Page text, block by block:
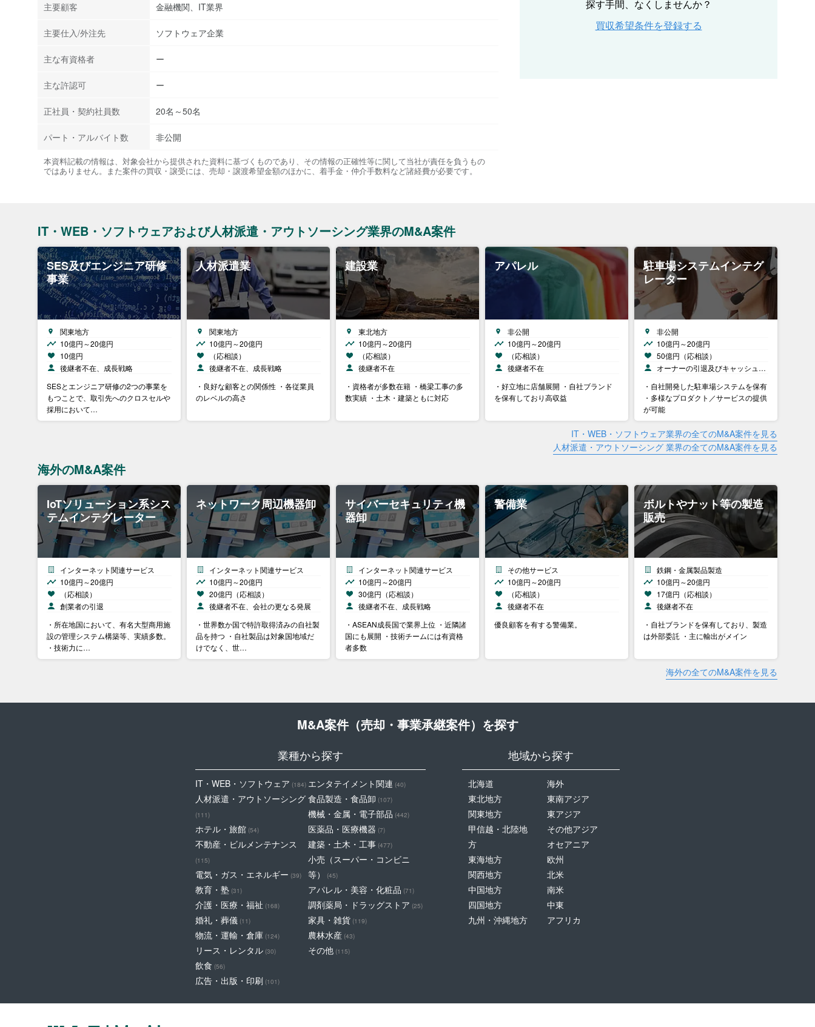
主要顧客 金融機関、IT業界
主要仕入/外注先 ソフトウェア企業
主な有資格者 ー
主な許認可 ー
正社員・契約社員数 20名～50名
パート・アルバイト数 非公開
本資料記載の情報は、対象会社から提供された資料に基づくものであり、その情報の正確性等に関して当社が責任を負うもの
ではありません。また案件の買収・譲受には、売却・譲渡希望金額のほかに、着手金・仲介手数料など諸経費が必要です。
IT・WEB・ソフトウェアおよび人材派遣・アウトソーシング業界のM&A案件
SES及びエンジニア研修
事業
関東地方
10億円～20億円
10億円
後継者不在、成長戦略
SESとエンジニア研修の2つの事業を
もつことで、取引先へのクロスセルや
採用において…
人材派遣業
関東地方
10億円～20億円
（応相談）
後継者不在、成長戦略
・良好な顧客との関係性 ・各従業員
のレベルの高さ
建設業
東北地方
10億円～20億円
（応相談）
後継者不在
・資格者が多数在籍 ・橋梁工事の多
数実績 ・土木・建築ともに対応
アパレル
非公開
10億円～20億円
（応相談）
後継者不在
・好立地に店舗展開 ・自社ブランド
を保有しており高収益
駐車場システムインテグ
レーター
非公開
10億円～20億円
50億円（応相談）
オーナーの引退及びキャッシュ…
・自社開発した駐車場システムを保有
・多様なプロダクト／サービスの提供
が可能
IT・WEB・ソフトウェア業界の全てのM&A案件を見る
人材派遣・アウトソーシング 業界の全てのM&A案件を見る
海外のM&A案件
IoTソリューション系シス
テムインテグレーター
インターネット関連サービス
10億円～20億円
（応相談）
創業者の引退
・所在地国において、有名大型商用施
設の管理システム構築等、実績多数。
・技術力に…
ネットワーク周辺機器卸
インターネット関連サービス
10億円～20億円
20億円（応相談）
後継者不在、会社の更なる発展
・世界数か国で特許取得済みの自社製
品を持つ ・自社製品は対象国地域だ
けでなく、世…
サイバーセキュリティ機
器卸
インターネット関連サービス
10億円～20億円
30億円（応相談）
後継者不在、成長戦略
・ASEAN成長国で業界上位 ・近隣諸
国にも展開 ・技術チームには有資格
者多数
警備業
その他サービス
10億円～20億円
（応相談）
後継者不在
優良顧客を有する警備業。
ボルトやナット等の製造
販売
鉄鋼・金属製品製造
10億円～20億円
17億円（応相談）
後継者不在
・自社ブランドを保有しており、製造
は外部委託 ・主に輸出がメイン
海外の全てのM&A案件を見る
M&A案件（売却・事業承継案件）を探す
業種から探す
IT・WEB・ソフトウェア (184)
人材派遣・アウトソーシング
(111)
ホテル・旅館 (54)
不動産・ビルメンテナンス
(115)
電気・ガス・エネルギー (39)
教育・塾 (31)
介護・医療・福祉 (168)
婚礼・葬儀 (11)
物流・運輸・倉庫 (124)
リース・レンタル (30)
飲食 (56)
広告・出版・印刷 (101)
エンタテイメント関連 (40)
食品製造・食品卸 (107)
機械・金属・電子部品 (442)
医薬品・医療機器 (7)
建築・土木・工事 (477)
小売（スーパー・コンビニ
等）
(45)
アパレル・美容・化粧品 (71)
調剤薬局・ドラッグストア (25)
家具・雑貨 (119)
農林水産 (43)
その他 (115)
地域から探す
北海道
東北地方
関東地方
甲信越・北陸地
方
東海地方
関西地方
中国地方
四国地方
九州・沖縄地方
海外
東南アジア
東アジア
その他アジア
オセアニア
欧州
北米
南米
中東
アフリカ